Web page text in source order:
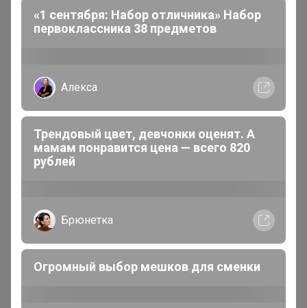
Володенка
В теме " Бековский зефир, лукум, помадка -
простые сладости из натуральных ингредиентов!
Свежее, вкусное и натуральное лакомство!
СКИДКА 10-13 НОЯБРЯ"
12 мая, 2026 03:39
госуслугах заполнить заявление. Сейчас решила под
утро сесть и заполнить в полицию, в роспотребнадзор,
прокуратуру. Подумаю еще куда можно отправить.
Везде сделала скрины, даже на нашу переписку.
«1 сентября: Набор отличника» Набор
первоклассника 38 предметов
Алекса
Трендовый цвет, девчонки оценят. А
мамам понравится цена — всего 820
рублей
Брюнетка
Огромный выбор мешков для сменки